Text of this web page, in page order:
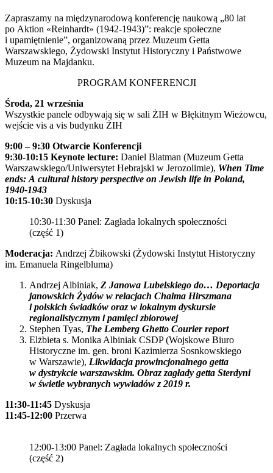
Zapraszamy na międzynarodową konferencję naukową „80 lat
po Aktion «Reinhardt» (1942-1943)”: reakcje społeczne
i upamiętnienie”, organizowaną przez Muzeum Getta
Warszawskiego, Żydowski Instytut Historyczny i Państwowe
Muzeum na Majdanku.
PROGRAM KONFERENCJI
Środa, 21 września
Wszystkie panele odbywają się w sali ŻIH w Błękitnym Wieżowcu,
wejście vis a vis budynku ŻIH
9:00 – 9:30 Otwarcie Konferencji
9:30-10:15 Keynote lecture: Daniel Blatman (Muzeum Getta
Warszawskiego/Uniwersytet Hebrajski w Jerozolimie), When Time
ends: A cultural history perspective on Jewish life in Poland,
1940-1943
10:15-10:30 Dyskusja
10:30-11:30 Panel: Zagłada lokalnych społeczności
(część 1)
Moderacja: Andrzej Żbikowski (Żydowski Instytut Historyczny
im. Emanuela Ringelbluma)
Andrzej Albiniak, Z Janowa Lubelskiego do… Deportacja
janowskich Żydów w relacjach Chaima Hirszmana
i polskich świadków oraz w lokalnym dyskursie
regionalistycznym i pamięci zbiorowej
Stephen Tyas, The Lemberg Ghetto Courier report
Elżbieta s. Monika Albiniak CSDP (Wojskowe Biuro
Historyczne im. gen. broni Kazimierza Sosnkowskiego
w Warszawie), Likwidacja prowincjonalnego getta
w dystrykcie warszawskim. Obraz zagłady getta Sterdyni
w świetle wybranych wywiadów z 2019 r.
11:30-11:45 Dyskusja
11:45-12:00 Przerwa
12:00-13:00 Panel: Zagłada lokalnych społeczności
(część 2)